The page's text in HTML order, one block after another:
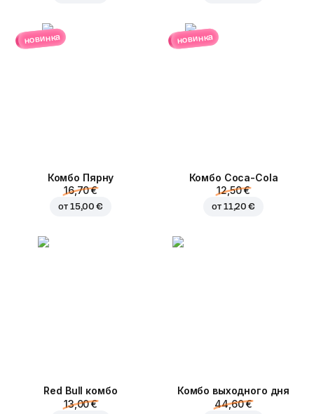
новинка
Комбо Пярну
16,70 €
от 15,00 €
новинка
Комбо Coca-Cola
12,50 €
от 11,20 €
Red Bull комбо
13,00 €
Комбо выходного дня
44,60 €